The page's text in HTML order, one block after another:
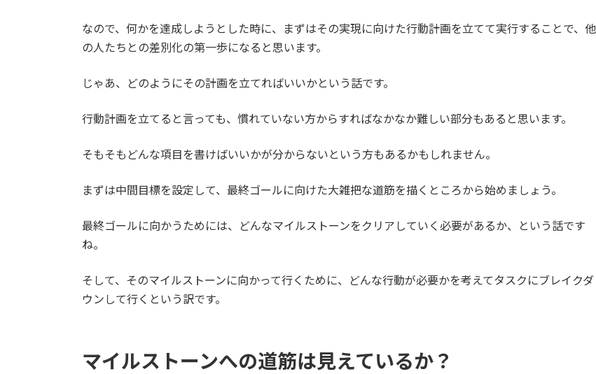
なので、何かを達成しようとした時に、まずはその実現に向けた行動計画を立てて実行することで、他
の人たちとの差別化の第一歩になると思います。
じゃあ、どのようにその計画を立てればいいかという話です。
行動計画を立てると言っても、慣れていない方からすればなかなか難しい部分もあると思います。
そもそもどんな項目を書けばいいかが分からないという方もあるかもしれません。
まずは中間目標を設定して、最終ゴールに向けた大雑把な道筋を描くところから始めましょう。
最終ゴールに向かうためには、どんなマイルストーンをクリアしていく必要があるか、という話です
ね。
そして、そのマイルストーンに向かって行くために、どんな行動が必要かを考えてタスクにブレイクダ
ウンして行くという訳です。
マイルストーンへの道筋は見えているか？